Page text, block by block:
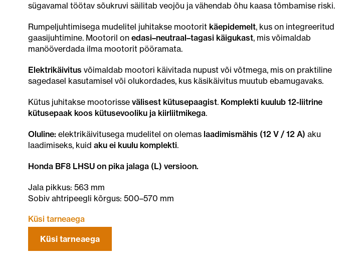
sügavamal töötav sõukruvi säilitab veojõu ja vähendab õhu kaasa tõmbamise riski.
Rumpeljuhtimisega mudelitel juhitakse mootorit käepidemelt, kus on integreeritud
gaasijuhtimine. Mootoril on edasi–neutraal–tagasi käigukast, mis võimaldab
manööverdada ilma mootorit pööramata.
Elektrikäivitus võimaldab mootori käivitada nupust või võtmega, mis on praktiline
sagedasel kasutamisel või olukordades, kus käsikäivitus muutub ebamugavaks.
Kütus juhitakse mootorisse välisest kütusepaagist. Komplekti kuulub 12-liitrine
kütusepaak koos kütusevooliku ja kiirliitmikega.
Oluline: elektrikäivitusega mudelitel on olemas laadimismähis (12 V / 12 A) aku
laadimiseks, kuid aku ei kuulu komplekti.
Honda BF8 LHSU on pika jalaga (L) versioon.
Jala pikkus: 563 mm
Sobiv ahtripeegli kõrgus: 500–570 mm
Küsi tarneaega
Küsi tarneaega